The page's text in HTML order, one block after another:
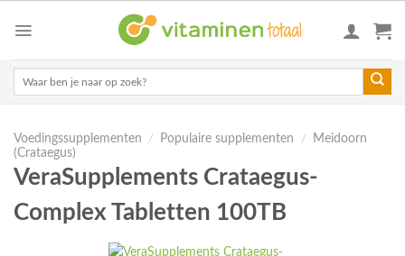
Voedingssupplementen / Populaire supplementen /
Meidoorn
(Crataegus)
VeraSupplements Crataegus-
Complex Tabletten 100TB